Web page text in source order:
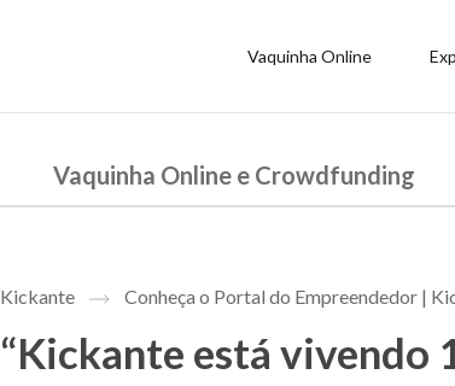
Vaquinha Online
Vaquinha Online e Crowdfunding
Kickante Conheça o Portal do Empreendedor |
“Kickante está vivendo